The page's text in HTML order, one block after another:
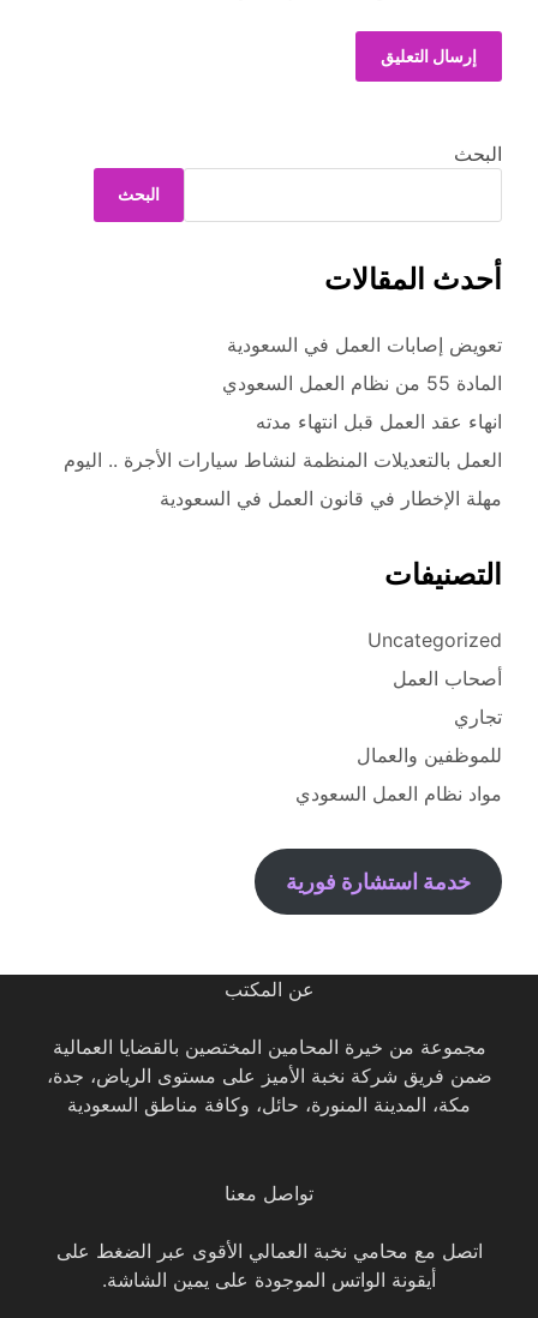
البحث
البحث
أحدث المقالات
تعويض إصابات العمل في السعودية
المادة 55 من نظام العمل السعودي
انهاء عقد العمل قبل انتهاء مدته
العمل بالتعديلات المنظمة لنشاط سيارات الأجرة .. اليوم
مهلة الإخطار في قانون العمل في السعودية
التصنيفات
Uncategorized
أصحاب العمل
تجاري
للموظفين والعمال
مواد نظام العمل السعودي
خدمة استشارة فورية
عن المكتب
مجموعة من خيرة المحامين المختصين بالقضايا العمالية
ضمن فريق شركة نخبة الأميز على مستوى الرياض، جدة،
مكة، المدينة المنورة، حائل، وكافة مناطق السعودية
تواصل معنا
اتصل مع محامي نخبة العمالي الأقوى عبر الضغط على
أيقونة الواتس الموجودة على يمين الشاشة.